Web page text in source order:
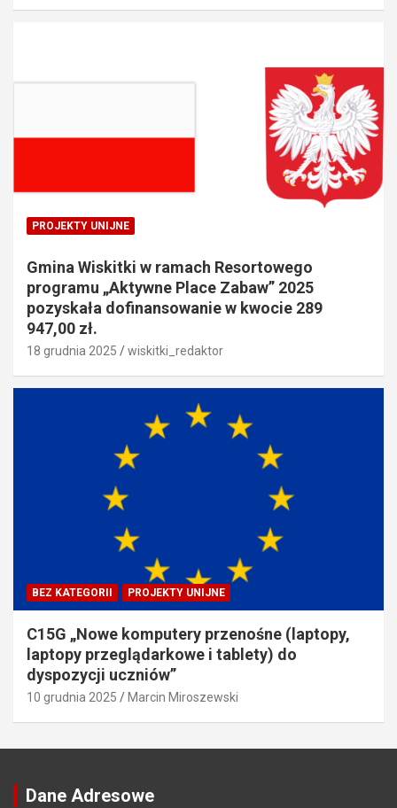
PROJEKTY UNIJNE
Gmina Wiskitki w ramach Resortowego
programu „Aktywne Place Zabaw” 2025
pozyskała dofinansowanie w kwocie 289
947,00 zł.
18 grudnia 2025 wiskitki_redaktor
BEZ KATEGORII PROJEKTY UNIJNE
C15G „Nowe komputery przenośne (laptopy,
laptopy przeglądarkowe i tablety) do
dyspozycji uczniów”
10 grudnia 2025 Marcin Miroszewski
Dane Adresowe